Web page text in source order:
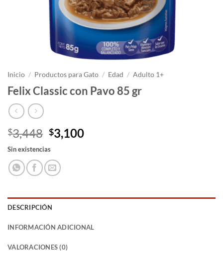
Inicio / Productos para Gato / Edad / Adulto 1+
Felix Classic con Pavo 85 gr
$3,448 El
precio
original
era:
$3,448.
$3,100El
Sin existencias
DESCRIPCIÓN
INFORMACIÓN ADICIONAL
VALORACIONES (0)